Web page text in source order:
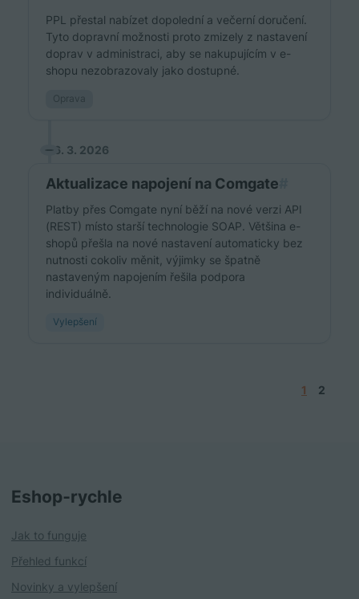
PPL přestal nabízet dopolední a večerní doručení.
Tyto dopravní možnosti proto zmizely z nastavení
doprav v administraci, aby se nakupujícím v e-
shopu nezobrazovaly jako dostupné.
Oprava
6. 3. 2026
Aktualizace napojení na Comgate
Platby přes Comgate nyní běží na nové verzi API
(REST) místo starší technologie SOAP. Většina e-
shopů přešla na nové nastavení automaticky bez
nutnosti cokoliv měnit, výjimky se špatně
nastaveným napojením řešila podpora
individuálně.
Vylepšení
1 2
Eshop‑rychle
Jak to funguje
Přehled funkcí
Novinky a vylepšení